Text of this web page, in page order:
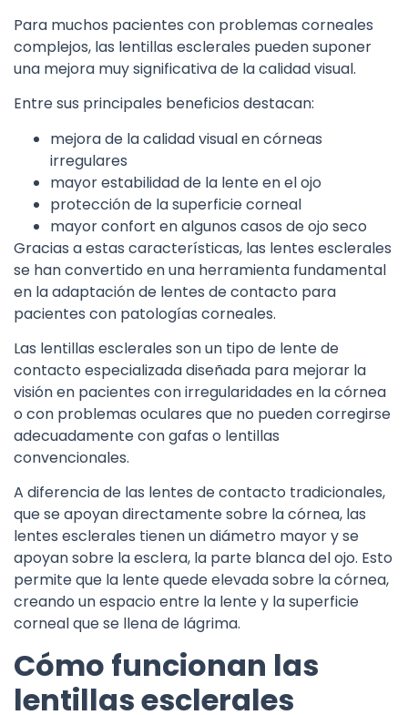
Para muchos pacientes con problemas corneales
complejos, las lentillas esclerales pueden suponer
una mejora muy significativa de la calidad visual.
Entre sus principales beneficios destacan:
mejora de la calidad visual en córneas
irregulares
mayor estabilidad de la lente en el ojo
protección de la superficie corneal
mayor confort en algunos casos de ojo seco
Gracias a estas características, las lentes esclerales
se han convertido en una herramienta fundamental
en la adaptación de lentes de contacto para
pacientes con patologías corneales.
Las lentillas esclerales son un tipo de lente de
contacto especializada diseñada para mejorar la
visión en pacientes con irregularidades en la córnea
o con problemas oculares que no pueden corregirse
adecuadamente con gafas o lentillas
convencionales.
A diferencia de las lentes de contacto tradicionales,
que se apoyan directamente sobre la córnea, las
lentes esclerales tienen un diámetro mayor y se
apoyan sobre la esclera, la parte blanca del ojo. Esto
permite que la lente quede elevada sobre la córnea,
creando un espacio entre la lente y la superficie
corneal que se llena de lágrima.
Cómo funcionan las
lentillas esclerales